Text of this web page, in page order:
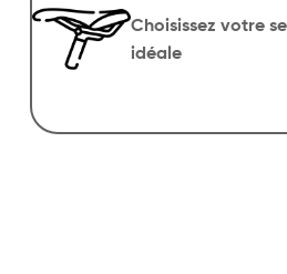
Choisissez votre
idéale